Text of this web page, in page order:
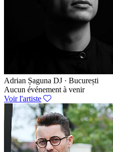
Adrian Șaguna DJ · București
Aucun événement à venir
Voir l'artiste